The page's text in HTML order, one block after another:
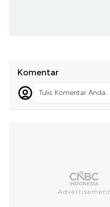
Komentar
Tulis Komentar Anda...